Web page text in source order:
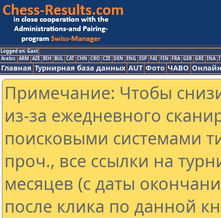
Logged on: Gast
Arabic ARM AZE BIH BUL CAT CHN CRO CZE DEN ENG ESP FAI FIN FRA GER GRE INA
Главная Турнирная база данных AUT Фото ЧАВО
Примечание: Чтобы
из-за ежедневного
поисковыми системами
проч., все ссылки на
месяцев (с даты
после клика по данной